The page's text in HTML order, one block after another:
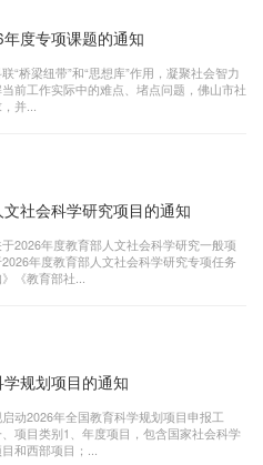
度专项课题的通知
“桥梁纽带”和“思想库”作用，凝聚社会智力
前工作实际中的难点、堵点问题，佛山市社
并...
社会科学研究项目的通知
2026年度教育部人文社会科学研究一般项
年度教育部人文社会科学研究专项任务
《教育部社...
规划项目的通知
动2026年全国教育科学规划项目申报工
项目类别1、年度项目，包含国家社会科学
和西部项目；...